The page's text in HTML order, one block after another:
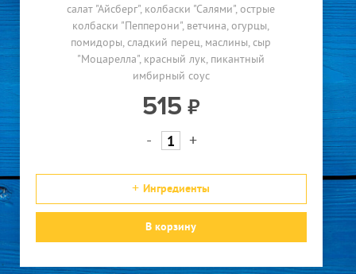
салат "Айсберг" колбаски "Салями" острые
колбаски "Пепперони" ветчина огурцы
помидоры сладкий перец маслины сыр
"Моцарелла" красный лук пикантный
имбирный соус
515
- +
Ингредиенты
В корзину